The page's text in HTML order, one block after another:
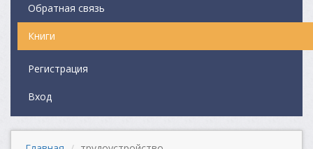
Обратная связь
Книги
Регистрация
Вход